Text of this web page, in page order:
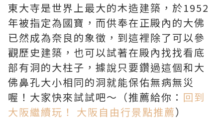
東大寺是世界上最大的木造建築，於1952
年被指定為國寶，而供奉在正殿內的大佛
已然成為奈良的象徵，到這裡除了可以參
觀歷史建築，也可以試著在殿內找找看底
部有洞的大柱子，據說只要鑽過這個和大
佛鼻孔大小相同的洞就能保佑無病無災
喔！大家快來試試吧～（推薦給你： 回到
大阪繼續玩！ 大阪自由行景點推薦）